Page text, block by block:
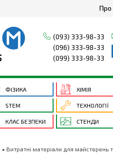
Про
(093) 333-98-33
(096) 333-98-33
(099) 333-98-33
ФІЗИКА ХІМІЯ
STEM ТЕХНОЛОГІЇ
КЛАС БЕЗПЕКИ СТЕНДИ
Витратні матеріали для майстерень